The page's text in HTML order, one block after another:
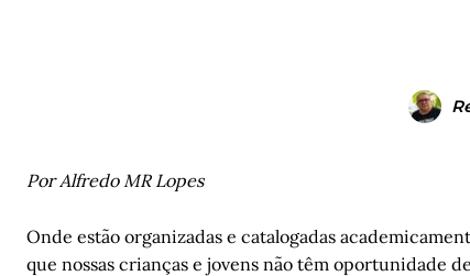
Por Alfredo MR Lopes
Onde estão organizadas e catalogadas
que nossas crianças e jovens não têm oportunidade